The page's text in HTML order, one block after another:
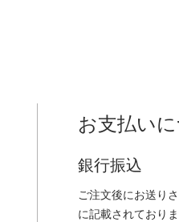
お支払い
銀行振込
ご注文後にお送り
に記載されており